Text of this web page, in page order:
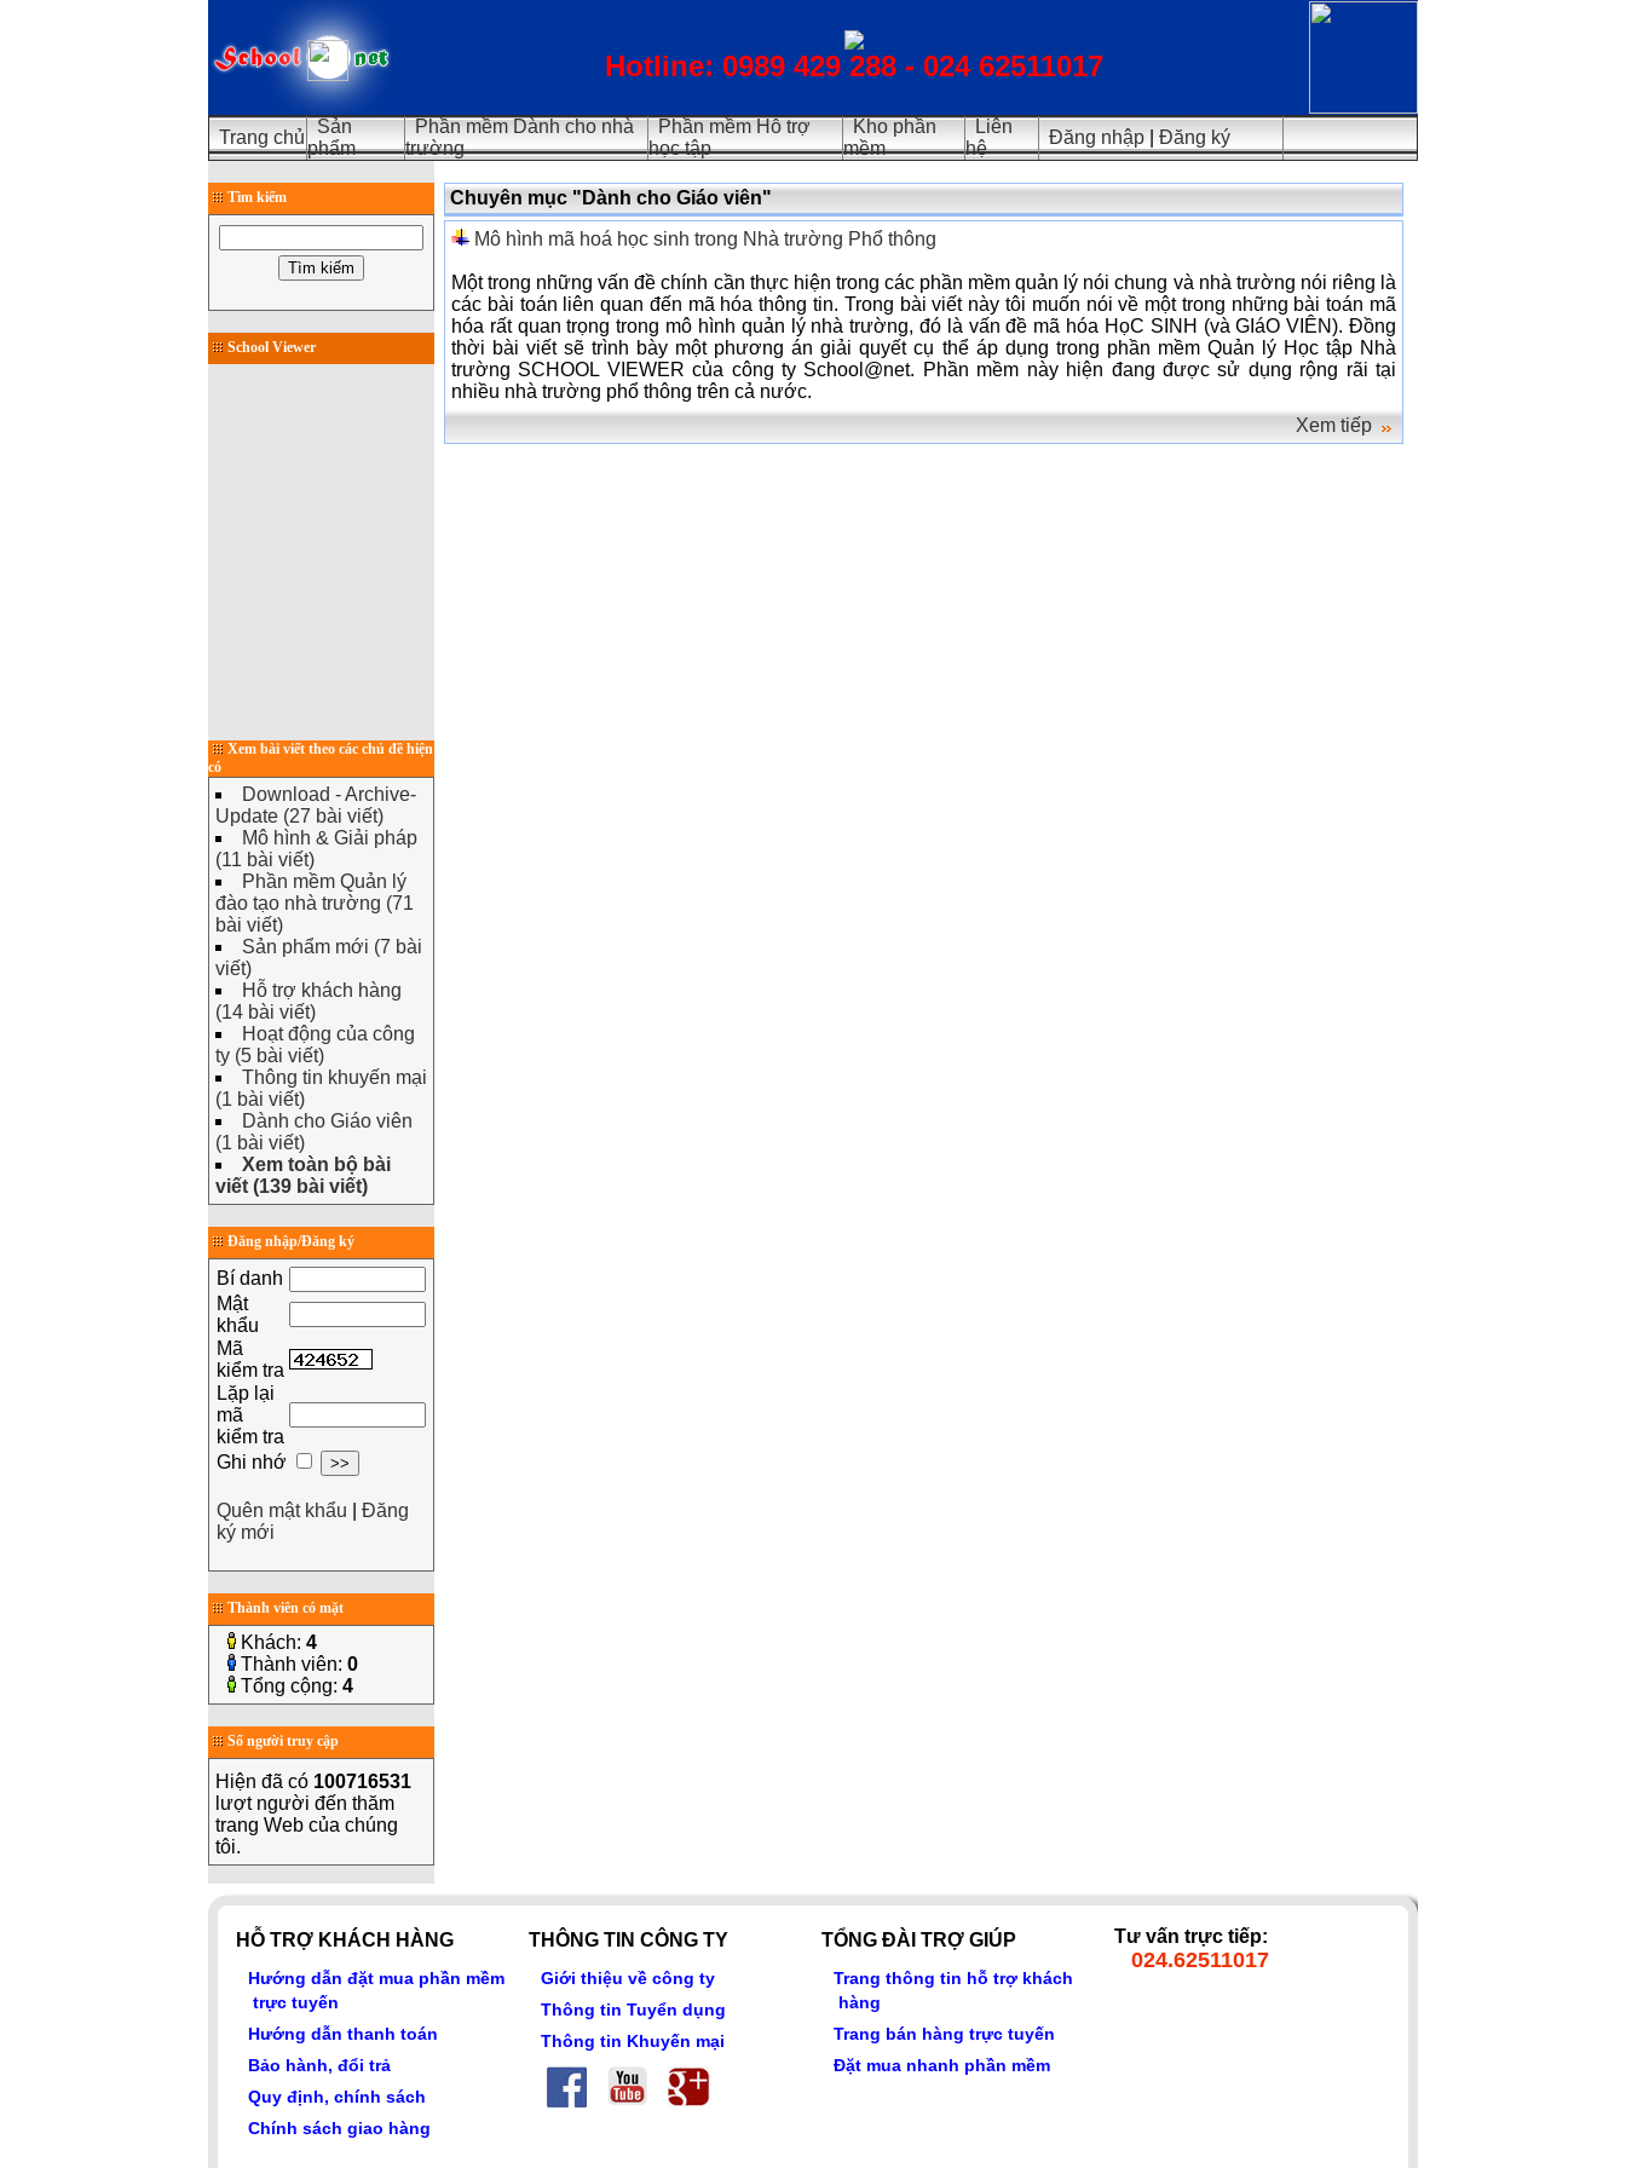
Hotline: 0989 429 288 - 024 62511017
Trang chủ
Sản
phẩm
Phần mềm Dành cho nhà
trường
Phần mềm Hỗ trợ
học tập
Kho phần
mềm
Liên
hệ
Đăng nhập Đăng ký
Tìm kiếm
School Viewer
Xem bài viết theo các chủ đề hiện
có
Download - Archive-
Update (27 bài viết)
Mô hình & Giải pháp
(11 bài viết)
Phần mềm Quản lý
đào tạo nhà trường (71
bài viết)
Sản phẩm mới (7 bài
viết)
Hỗ trợ khách hàng
(14 bài viết)
Hoạt động của công
ty (5 bài viết)
Thông tin khuyến mại
(1 bài viết)
Dành cho Giáo viên
(1 bài viết)
Xem toàn bộ bài
viết (139 bài viết)
Đăng nhập/Đăng ký
Bí danh
Mật
khẩu
Mã
kiểm tra
Lặp lại
mã
kiểm tra
Ghi nhớ
Quên mật khẩu
Đăng
ký mới
Thành viên có mặt
Khách: 4
Thành viên: 0
Tổng cộng: 4
Số người truy cập
Hiện đã có 100716531
lượt người đến thăm
trang Web của chúng
tôi.
Chuyên mục "Dành cho Giáo viên"
Mô hình mã hoá học sinh trong Nhà trường Phổ thông
Một trong những vấn đề chính cần thực hiện trong các phần mềm quản lý nói chung và nhà trường nói riêng là
các bài toán liên quan đến mã hóa thông tin. Trong bài viết này tôi muốn nói về một trong những bài toán mã
hóa rất quan trọng trong mô hình quản lý nhà trường, đó là vấn đề mã hóa HọC SINH (và GIáO VIÊN). Đồng
thời bài viết sẽ trình bày một phương án giải quyết cụ thể áp dụng trong phần mềm Quản lý Học tập Nhà
trường SCHOOL VIEWER của công ty School@net. Phần mềm này hiện đang được sử dụng rộng rãi tại
nhiều nhà trường phổ thông trên cả nước.
Xem tiếp
HỖ TRỢ KHÁCH HÀNG
Hướng dẫn đặt mua phần mềm
trực tuyến
Hướng dẫn thanh toán
Bảo hành, đổi trả
Quy định, chính sách
Chính sách giao hàng
THÔNG TIN CÔNG TY
Giới thiệu về công ty
Thông tin Tuyển dụng
Thông tin Khuyến mại
TỔNG ĐÀI TRỢ GIÚP
Trang thông tin hỗ trợ khách
hàng
Trang bán hàng trực tuyến
Đặt mua nhanh phần mềm
Tư vấn trực tiếp:
024.62511017